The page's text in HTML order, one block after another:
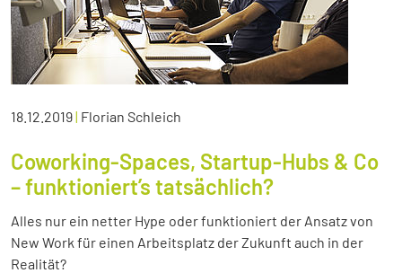
18.12.2019| Florian Schleich
Coworking-Spaces, Startup-Hubs & Co
– funktioniert’s tatsächlich?
Alles nur ein netter Hype oder funktioniert der Ansatz von
New Work für einen Arbeitsplatz der Zukunft auch in der
Realität?